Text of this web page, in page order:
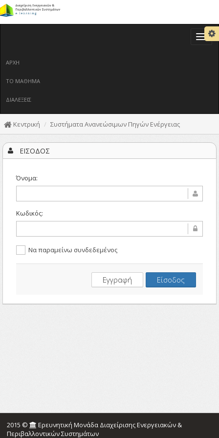
ΑΡΧΗ
ΤΟ ΜΑΘΗΜΑ
ΔΙΑΛΕΞΕΙΣ
Κεντρική Συστήματα Ανανεώσιμων Πηγών Ενέργειας
ΕΙΣΟΔΟΣ
Όνομα:
Κωδικός:
Να παραμείνω συνδεδεμένος
2015 ©
Ερευνητική Μονάδα Διαχείρισης Ενεργειακών &
Περιβαλλοντικών Συστημάτων